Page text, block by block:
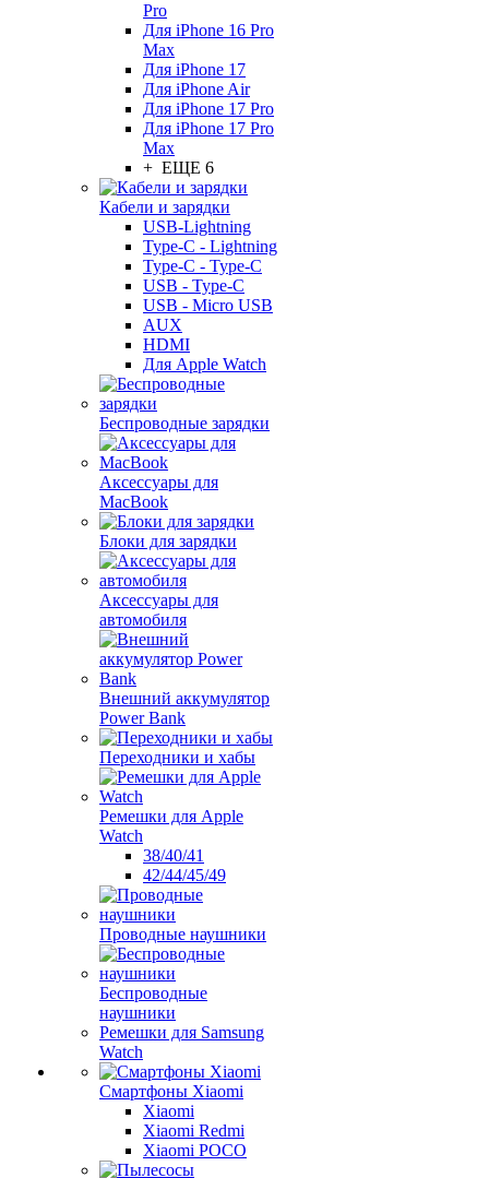
Pro
Для iPhone 16 Pro
Max
Для iPhone 17
Для iPhone Air
Для iPhone 17 Pro
Для iPhone 17 Pro
Max
+ ЕЩЕ 6
Кабели и зарядки
USB-Lightning
Type-C - Lightning
Type-C - Type-C
USB - Type-C
USB - Micro USB
AUX
HDMI
Для Apple Watch
Беспроводные зарядки
Аксессуары для
MacBook
Блоки для зарядки
Аксессуары для
автомобиля
Внешний аккумулятор
Power Bank
Переходники и хабы
Ремешки для Apple
Watch
38/40/41
42/44/45/49
Проводные наушники
Беспроводные
наушники
Ремешки для Samsung
Watch
Смартфоны Xiaomi
Xiaomi
Xiaomi Redmi
Xiaomi POCO